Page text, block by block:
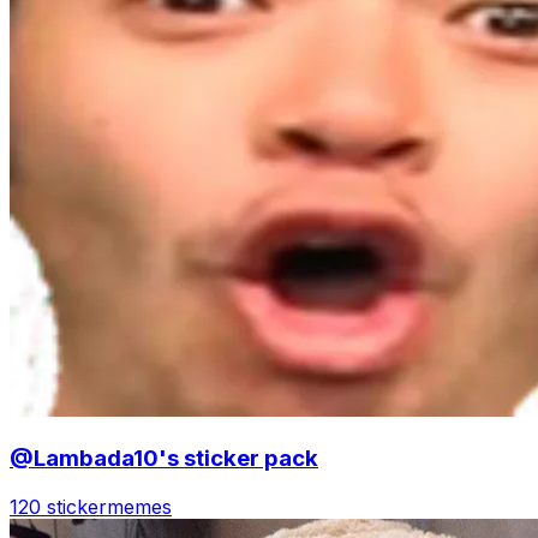
@Lambada10's sticker pack
120 stickermemes